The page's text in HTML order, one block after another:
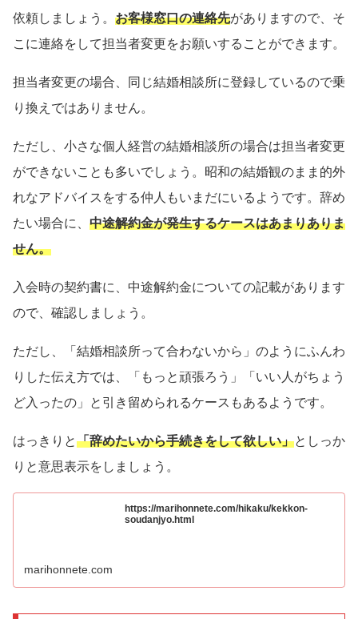
依頼しましょう。 お客様窓口の連絡先がありますので、そ
こに連絡をして担当者変更をお願いすることができます。
担当者変更の場合、同じ結婚相談所に登録しているので乗
り換えではありません。
ただし、小さな個人経営の結婚相談所の場合は担当者変更
ができないことも多いでしょう。昭和の結婚観のまま的外
れなアドバイスをする仲人もいまだにいるようです。辞め
たい場合に、 中途解約金が発生するケースはあまりありま
せん。
入会時の契約書に、中途解約金についての記載があります
ので、確認しましょう。
ただし、「結婚相談所って合わないから」のようにふんわ
りした伝え方では、「もっと頑張ろう」「いい人がちょう
ど入ったの」と引き留められるケースもあるようです。
はっきりと「辞めたいから手続きをして欲しい」としっか
りと意思表示をしましょう。
https://marihonnete.com/hikaku/kekkon-
soudanjyo.html
marihonnete.com